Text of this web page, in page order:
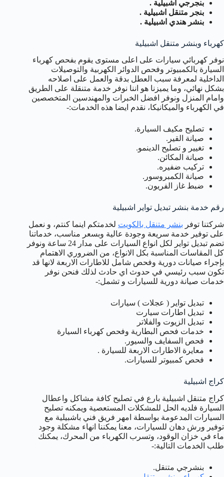
بنجرجي اشبيلية .
بنجر متنقل اشبيلية .
بنشر هندي اشبيلية .
كهرباء وبنشر متنقل اشبيلية
نوفر كهربائي سيارات على اعلى مستوى يقوم بفحص كهرباء
السيارة بالكمبيوتر وفحص الدوائر الكهربية والتوصيلات
الداخلية لمعرفة سبب العطل بدقة والعمل على اصلاحه
بشكل نهائي، وما يميزنا هو اننا نوفر خدمة متنقلة على الطريق
وامام المنزل ونوفر افضل الخبرات والمهندسين المتخصصين
في الكهرباء والميكانيكا، نقدم ايضا هذه الخدمات:-
تصليح مكيف السيارة.
صيانة القير.
تغيير و تصليح الدينمو.
صيانة المكائن.
تركيب ضفيره.
صيانة الكمبروسور.
ضبط غاز الفريون.
رقم خدمة بنشر تبديل تواير اشبيلية
شركتنا توفر بنشر متنقل بالكويت لخدمتكم اينما كنتم، و نعمل
على توفير خدمة سريعة وجودة عالية وبسعر مناسب، خدماتنا
تضم تبديل تواير لكل انواع السيارات على مدار 24 ساعة ونوفر
كل المقاسات المناسبة بكل الانواع، من الضروري الاهتمام
بإجراء صيانات دورية وفحص شامل للاطارات الاربعة لانها قد
تكون سبب رئيسي في حدوث اي حادث لذلك فنحن نوفر
خدمات صيانة دورية للسيارات و تشمل:-
تبديل تواير ( عجلات ) سيارات
تبديل اطارات سيارت
تبديل الزيوت والفلاتر
خدمات فحص البطارية وفحص كهرباء السيارة
فحص السفايف والسيور.
معايرة الاطارات الاربعة للسيارة .
فحص كمبيوتر للسيارات.
كراج اشبيلية
كراج متنقل اشبيلية بارع في تصليح كافة مشاكل واعطال
السيارة فلديه الحل للمشكلات المستعصية ويمكنه تصليح
السيارات المدعومة بواسطة امهر فريق فني باشبيلية مع
توفير ورش دهان للسيارات، معنا يمكننا انهاء مشكلة وجود
ماء في خزان الوقود، وتسرب الكهرباء من المحرك، يمكنك
طلب الخدمات التالية:-
بنشرجي متنقل.